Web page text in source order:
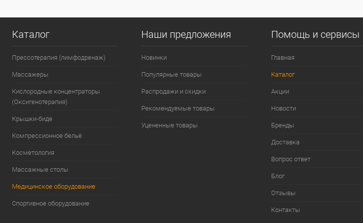
Каталог
Прессотерапия (лимфодренаж)
Массажеры
Кислородные концентраторы
(Оксигенотерапия)
Крышки-биде
Компрессионное бельё
Косметология
Массажные столы
Медицинское оборудование
Спортивное оборудование
Наши предложения
Новинки
Популярные товары
Распродажи и скидки
Рекомендуемые товары
Уцененные товары
Помощь и сервисы
Главная
Каталог
Акции
Новости
Бренды
Доставка
Вопрос ответ
Блог
Отзывы
Контакты